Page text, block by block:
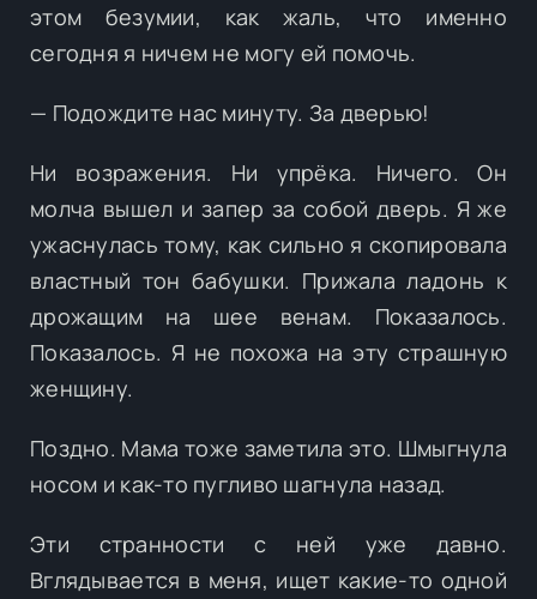
этом безумии, как жаль, что именно
сегодня я ничем не могу ей помочь.
— Подождите нас минуту. За дверью!
Ни возражения. Ни упрёка. Ничего. Он
молча вышел и запер за собой дверь. Я же
ужаснулась тому, как сильно я скопировала
властный тон бабушки. Прижала ладонь к
дрожащим на шее венам. Показалось.
Показалось. Я не похожа на эту страшную
женщину.
Поздно. Мама тоже заметила это. Шмыгнула
носом и как-то пугливо шагнула назад.
Эти странности с ней уже давно.
Вглядывается в меня, ищет какие-то одной